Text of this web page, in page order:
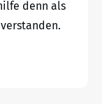
denn als